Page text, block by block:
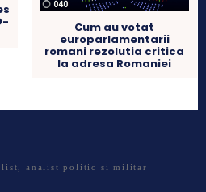
Cum au votat
europarlamentarii
romani rezolutia critica
la adresa Romaniei
analist politic si militar